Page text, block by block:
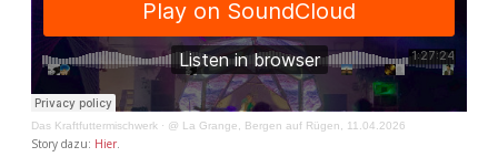
Das Kraftfuttermischwerk · @ La Grange, Bergen auf Rügen, 11.04.2026
Story dazu: Hier